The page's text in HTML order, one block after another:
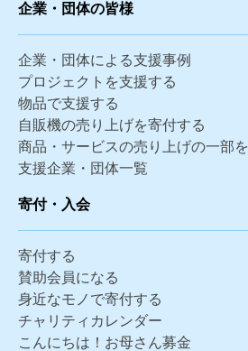
企業・団体の皆様
企業・団体による支援事例
プロジェクトを支援する
物品で支援する
自販機の売り上げを寄付する
商品・サービスの売り上げの一部
支援企業・団体一覧
寄付・入会
寄付する
賛助会員になる
身近なモノで寄付する
チャリティカレンダー
こんにちは！お母さん募金